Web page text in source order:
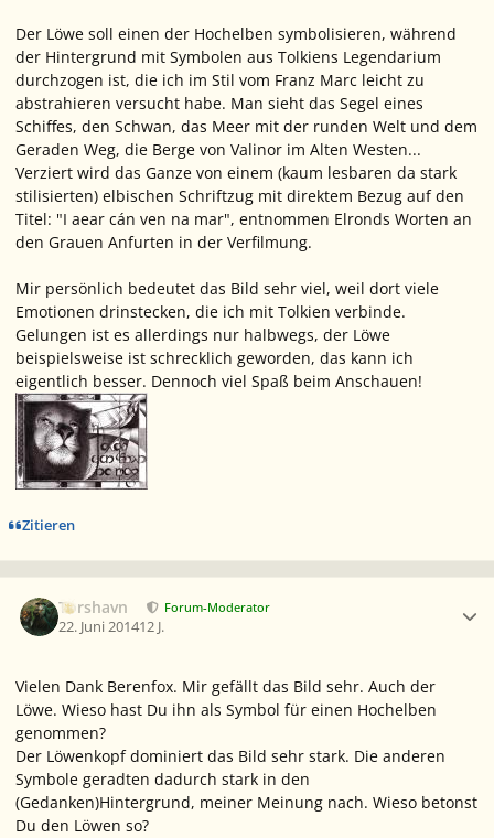
Der Löwe soll einen der Hochelben symbolisieren, während
der Hintergrund mit Symbolen aus Tolkiens Legendarium
durchzogen ist, die ich im Stil vom Franz Marc leicht zu
abstrahieren versucht habe. Man sieht das Segel eines
Schiffes, den Schwan, das Meer mit der runden Welt und dem
Geraden Weg, die Berge von Valinor im Alten Westen...
Verziert wird das Ganze von einem (kaum lesbaren da stark
stilisierten) elbischen Schriftzug mit direktem Bezug auf den
Titel: "I aear cán ven na mar", entnommen Elronds Worten an
den Grauen Anfurten in der Verfilmung.
Mir persönlich bedeutet das Bild sehr viel, weil dort viele
Emotionen drinstecken, die ich mit Tolkien verbinde.
Gelungen ist es allerdings nur halbwegs, der Löwe
beispielsweise ist schrecklich geworden, das kann ich
eigentlich besser. Dennoch viel Spaß beim Anschauen!
Zitieren
Torshavn Forum-Moderator
22. Juni 201412 J.
Vielen Dank Berenfox. Mir gefällt das Bild sehr. Auch der
Löwe. Wieso hast Du ihn als Symbol für einen Hochelben
genommen?
Der Löwenkopf dominiert das Bild sehr stark. Die anderen
Symbole geradten dadurch stark in den
(Gedanken)Hintergrund, meiner Meinung nach. Wieso betonst
Du den Löwen so?